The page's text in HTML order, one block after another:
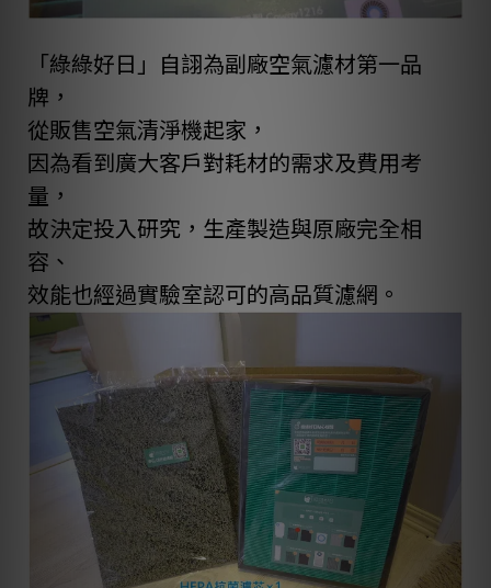
「綠綠好日 」自詡為副廠空氣濾材第一品
牌，
從販售空氣清淨機起家，
因為看到廣大客戶對耗材的需求及費用考
量，
故決定投入研究，生產製造與原廠完全相
容、
效能也經過實驗室認可的高品質濾網。